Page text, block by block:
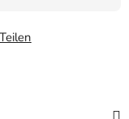
Teilen